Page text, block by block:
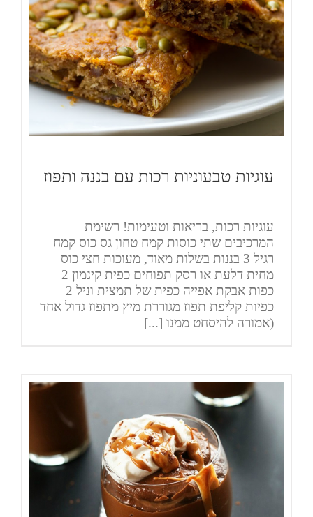
עוגיות טבעוניות רכות עם בננה ותפוז
עוגיות רכות, בריאות וטעימות! רשימת
המרכיבים שתי כוסות קמח טחון גס כוס קמח
רגיל 3 בננות בשלות מאוד, מעוכות חצי כוס
מחית דלעת או רסק תפוחים כפית קינמון 2
כפות אבקת אפייה כפית של תמצית וניל 2
כפיות קליפת תפוז מגוררת מיץ מתפוז גדול אחד
(אמורה להיסחט ממנו [...]